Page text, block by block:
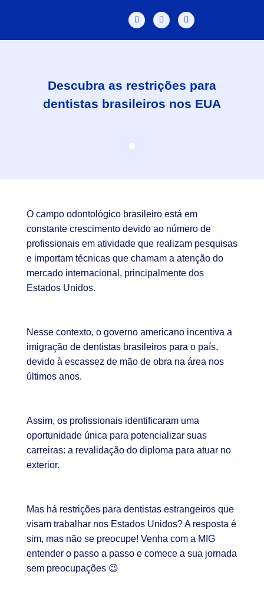
Descubra as restrições para
dentistas brasileiros nos EUA
O campo odontológico brasileiro está em
constante crescimento devido ao número de
profissionais em atividade que realizam pesquisas
e importam técnicas que chamam a atenção do
mercado internacional, principalmente dos
Estados Unidos.
Nesse contexto, o governo americano incentiva a
imigração de dentistas brasileiros para o país,
devido à escassez de mão de obra na área nos
últimos anos.
Assim, os profissionais identificaram uma
oportunidade única para potencializar suas
carreiras: a revalidação do diploma para atuar no
exterior.
Mas há restrições para dentistas estrangeiros que
visam trabalhar nos Estados Unidos? A resposta é
sim, mas não se preocupe! Venha com a MIG
entender o passo a passo e comece a sua jornada
sem preocupações 😉